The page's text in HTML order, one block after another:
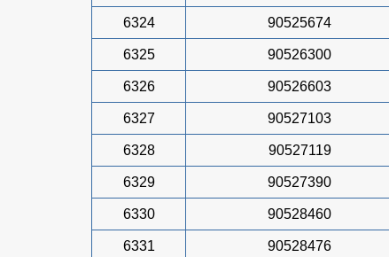
6324 90525674
6325 90526300
6326 90526603
6327 90527103
6328 90527119
6329 90527390
6330 90528460
6331 90528476